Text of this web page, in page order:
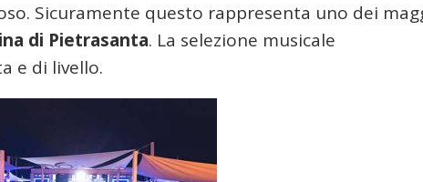
Sicuramente questo rappresenta uno dei
di Pietrasanta. La selezione musicale
e di livello.